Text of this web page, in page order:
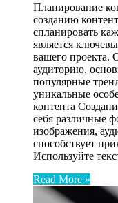
Планирование
созданию
спланировать
является
вашего проекта.
аудиторию,
популярные
уникальные
контента
себя различные
изображения,
способствует
Используйте
Read More »